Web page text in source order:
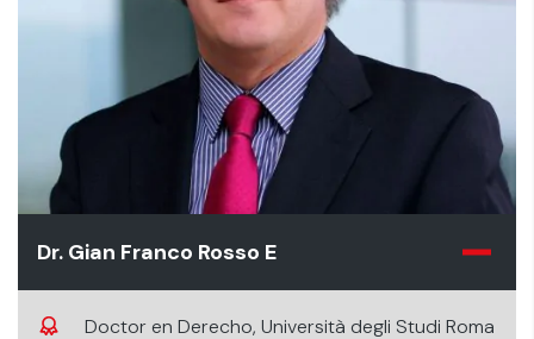
Dr. Gian Franco Rosso E
Doctor en Derecho, Università degli Studi Roma